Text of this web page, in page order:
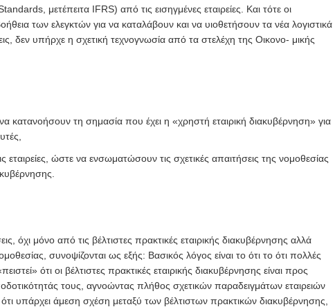
μετέπειτα IFRS) από τις εισηγμένες εταιρείες. Και τότε οι
των ελεγκτών για να καταλάβουν και να υιοθετήσουν τα νέα λογιστικά
δεν υπήρχε η σχετική τεχνογνωσία από τα στελέχη της Οικονο- μικής
κατανοήσουν τη σημασία που έχει η «χρηστή εταιρική διακυβέρνηση» για
εταιρείες, ώστε να ενσωματώσουν τις σχετικές απαιτήσεις της νομοθεσίας
όχι μόνο από τις βέλτιστες πρακτικές εταιρικής διακυβέρνησης αλλά
συνοψίζονται ως εξής: Βασικός λόγος είναι το ότι το ότι πολλές
ότι οι βέλτιστες πρακτικές εταιρικής διακυβέρνησης είναι προς
τους, αγνοώντας πλήθος σχετικών παραδειγμάτων εταιρειών
υπάρχει άμεση σχέση μεταξύ των βέλτιστων πρακτικών διακυβέρνησης,